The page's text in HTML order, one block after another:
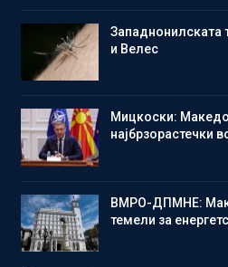
Западнонилската
и Велес
Мицкоски:
најбрзорастечки
ВМРО-ДПМНЕ:
темели за